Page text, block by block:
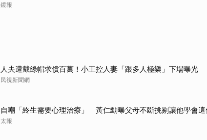
鏡報
人夫遭戴綠帽求償百萬！小王控人妻「跟多人極樂」下場曝光
民視新聞網
自嘲「終生需要心理治療」 黃仁勳曝父母不斷挑剔讓他學會這
太報